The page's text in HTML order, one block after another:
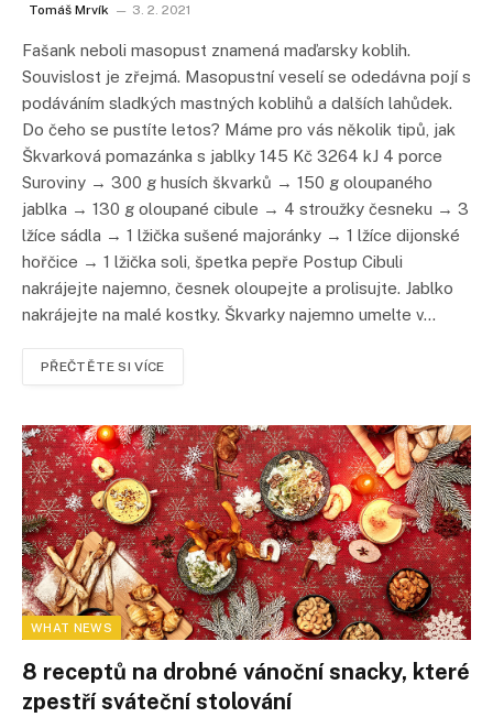
Tomáš Mrvík 3. 2. 2021
Fašank neboli masopust znamená maďarsky koblih.
Souvislost je zřejmá. Masopustní veselí se odedávna pojí s
podáváním sladkých mastných koblihů a dalších lahůdek.
Do čeho se pustíte letos? Máme pro vás několik tipů, jak
Škvarková pomazánka s jablky 145 Kč 3264 kJ 4 porce
Suroviny → 300 g husích škvarků → 150 g oloupaného
jablka → 130 g oloupané cibule → 4 stroužky česneku → 3
lžíce sádla → 1 lžička sušené majoránky → 1 lžíce dijonské
hořčice → 1 lžička soli, špetka pepře Postup Cibuli
nakrájejte najemno, česnek oloupejte a prolisujte. Jablko
nakrájejte na malé kostky. Škvarky najemno umelte v…
PŘEČTĚTE SI VÍCE
WHAT NEWS
8 receptů na drobné vánoční snacky, které
zpestří sváteční stolování